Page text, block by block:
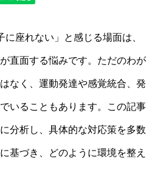
座れない」と感じる場面は、
直面する悩みです。ただのわが
なく、運動発達や感覚統合、発
いることもあります。この記事
分析し、具体的な対応策を多数
基づき、どのように環境を整え